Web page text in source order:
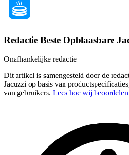
Redactie Beste Opblaasbare
Onafhankelijke redactie
Dit artikel is samengesteld door de
Jacuzzi op basis van
van gebruikers. Lees hoe wij beoordelen.